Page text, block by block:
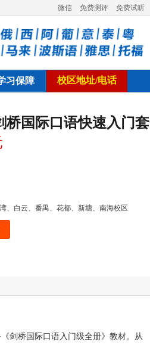
微信 免费测评 免费试听
习保障 校区地址/电话
桥国际口语快速入门套
、白云、番禺、花都、新塘、南海校区
剑桥国际口语入门级全册》教材。从